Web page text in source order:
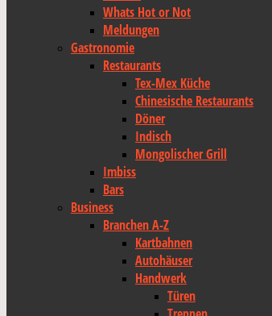
Whats Hot or Not
Meldungen
Gastronomie
Restaurants
Tex-Mex Küche
Chinesische Restaurants
Döner
Indisch
Mongolischer Grill
Imbiss
Bars
Business
Branchen A-Z
Kartbahnen
Autohäuser
Handwerk
Türen